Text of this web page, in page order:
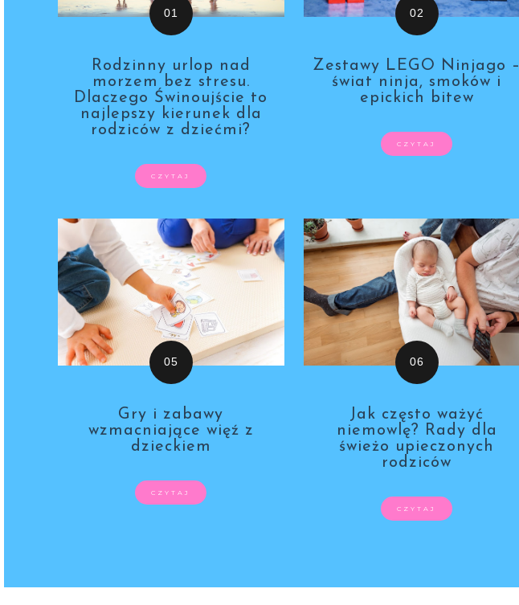
Rodzinny urlop nad
morzem bez stresu.
Dlaczego Świnoujście to
najlepszy kierunek dla
rodziców z dziećmi?
CZYTAJ
Zestawy LEGO Ninjago –
świat ninja, smoków i
epickich bitew
CZYTAJ
Gry i zabawy
wzmacniające więź z
dzieckiem
CZYTAJ
Jak często ważyć
niemowlę? Rady dla
świeżo upieczonych
rodziców
CZYTAJ